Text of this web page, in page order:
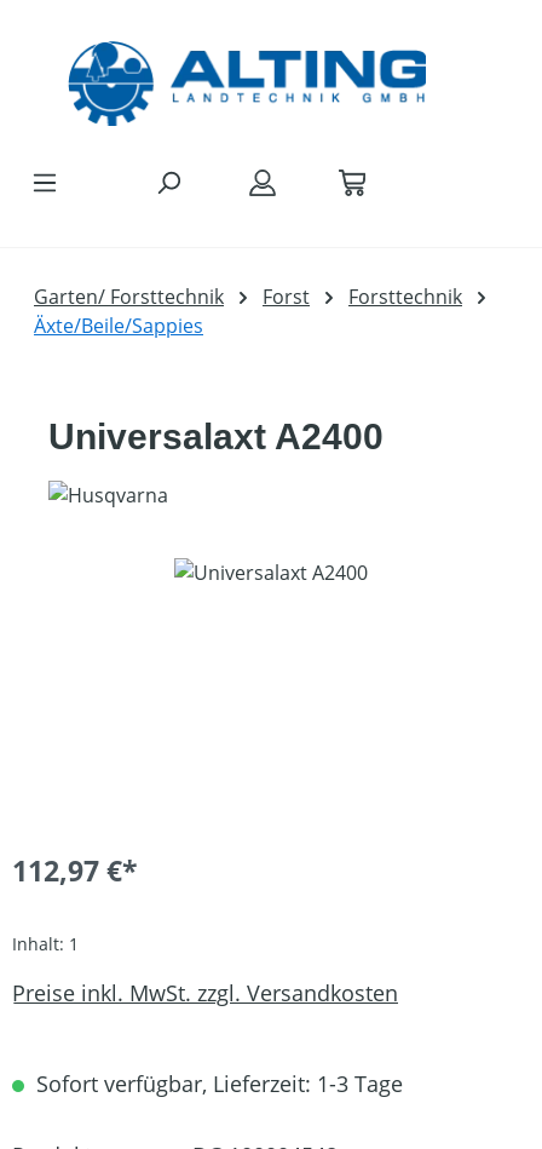
Garten/ Forsttechnik Forst
Forsttechnik
Äxte/Beile/Sappies
Universalaxt A2400
Bildergalerie überspringen
112,97 €*
Inhalt: 1
Preise inkl. MwSt. zzgl. Versandkosten
Sofort verfügbar, Lieferzeit: 1-3 Tage